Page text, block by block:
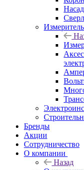
Бренды
Акции
Сотрудничество
О компании
Назад